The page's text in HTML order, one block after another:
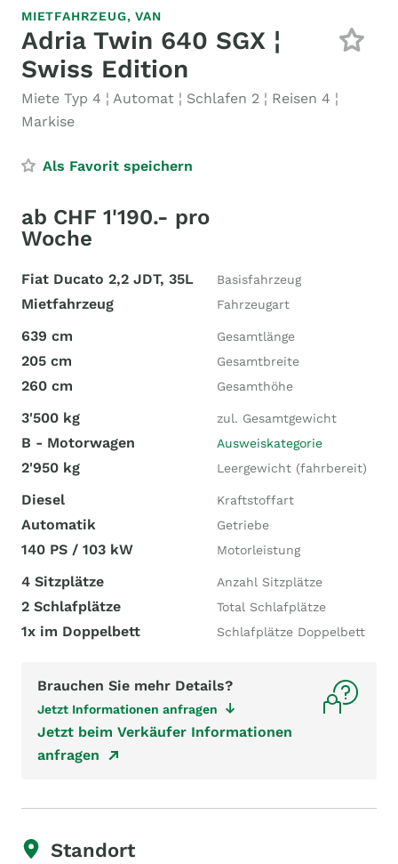
MIETFAHRZEUG,VAN
Adria Twin 640 SGX ¦
Swiss Edition
Miete Typ 4 ¦ Automat ¦ Schlafen 2 ¦ Reisen 4 ¦
Markise
Als Favorit speichern
ab CHF 1'190.- pro
Woche
Fiat Ducato 2,2 JDT, 35L Basisfahrzeug
Mietfahrzeug Fahrzeugart
639 cm Gesamtlänge
205 cm Gesamtbreite
260 cm Gesamthöhe
3'500 kg zul. Gesamtgewicht
B - Motorwagen Ausweiskategorie
2'950 kg Leergewicht (fahrbereit)
Diesel Kraftstoffart
Automatik Getriebe
140 PS / 103 kW Motorleistung
4 Sitzplätze Anzahl Sitzplätze
2 Schlafplätze Total Schlafplätze
1x im Doppelbett Schlafplätze Doppelbett
Brauchen Sie mehr Details?
Jetzt Informationen anfragen
Jetzt beim Verkäufer Informationen
anfragen
Standort